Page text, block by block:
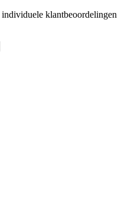
individuele klantbeoordelingen